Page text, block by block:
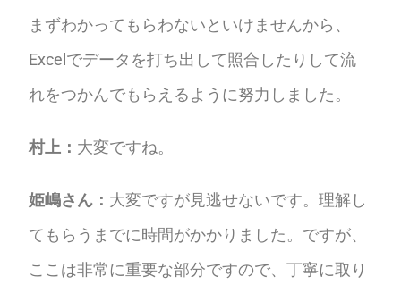
まずわかってもらわないといけませんから、
Excelでデータを打ち出して照合したりして流
れをつかんでもらえるように努力しました。
村上： 大変ですね。
姫嶋さん： 大変ですが見逃せないです。理解し
てもらうまでに時間がかかりました。ですが、
ここは非常に重要な部分ですので、丁寧に取り